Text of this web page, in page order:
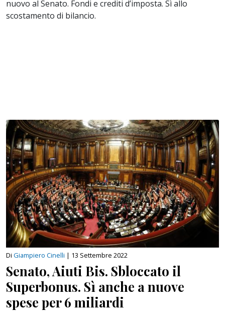
nuovo al Senato. Fondi e crediti d’imposta. Sì allo
scostamento di bilancio.
Di Giampiero Cinelli | 13 Settembre 2022
Senato, Aiuti Bis. Sbloccato il
Superbonus. Sì anche a nuove
spese per 6 miliardi